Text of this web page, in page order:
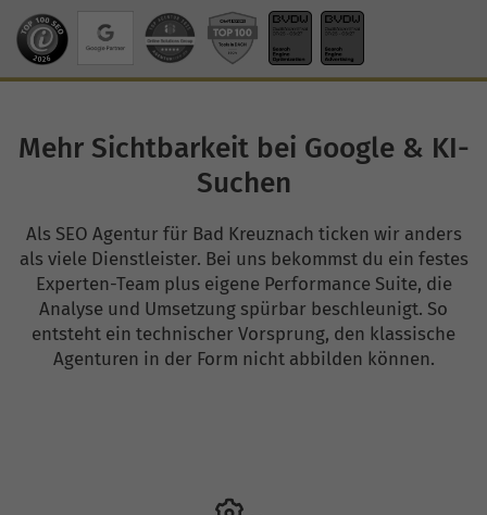
Mehr Sichtbarkeit bei Google & KI-
Suchen
Als SEO Agentur für Bad Kreuznach ticken wir anders
als viele Dienstleister. Bei uns bekommst du ein festes
Experten-Team plus eigene Performance Suite, die
Analyse und Umsetzung spürbar beschleunigt. So
entsteht ein technischer Vorsprung, den klassische
Agenturen in der Form nicht abbilden können.